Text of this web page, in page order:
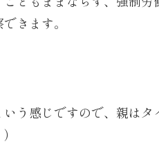
きます。
う感じですので、親は